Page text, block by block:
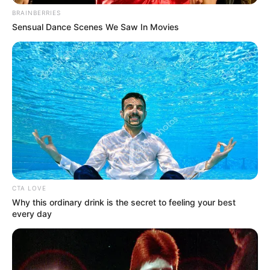
ΣΥΜΒΟΥΛΕΣ ΓΙΑ
ΠΡΟΧΩΡΗΜΕΝΟΥΣ.
Η Moderna μηνύει τους
αντιπάλους της της Big
Pharma για τις
πατέντες εμβολίων
Η omertà της Covid
BRAINBERRIES
Sensual Dance Scenes We Saw In Movies
CTA LOVE
Why this ordinary drink is the secret to feeling your best
every day